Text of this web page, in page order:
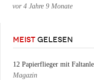
vor 4 Jahre 9 Monate
MEIST GELESEN
12 Papierflieger mit
Magazin